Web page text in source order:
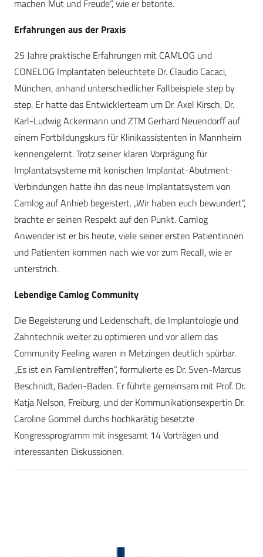
machen Mut und Freude“, wie er betonte.
Erfahrungen aus der Praxis
25 Jahre praktische Erfahrungen mit CAMLOG und
CONELOG Implantaten beleuchtete Dr. Claudio Cacaci,
München, anhand unterschiedlicher Fallbeispiele step by
step. Er hatte das Entwicklerteam um Dr. Axel Kirsch, Dr.
Karl-Ludwig Ackermann und ZTM Gerhard Neuendorff auf
einem Fortbildungskurs für Klinikassistenten in Mannheim
kennengelernt. Trotz seiner klaren Vorprägung für
Implantatsysteme mit konischen Implantat-Abutment-
Verbindungen hatte ihn das neue Implantatsystem von
Camlog auf Anhieb begeistert. „Wir haben euch bewundert“,
brachte er seinen Respekt auf den Punkt. Camlog
Anwender ist er bis heute, viele seiner ersten Patientinnen
und Patienten kommen nach wie vor zum Recall, wie er
unterstrich.
Lebendige Camlog Community
Die Begeisterung und Leidenschaft, die Implantologie und
Zahntechnik weiter zu optimieren und vor allem das
Community Feeling waren in Metzingen deutlich spürbar.
„Es ist ein Familientreffen“, formulierte es Dr. Sven-Marcus
Beschnidt, Baden-Baden. Er führte gemeinsam mit Prof. Dr.
Katja Nelson, Freiburg, und der Kommunikationsexpertin Dr.
Caroline Gommel durchs hochkarätig besetzte
Kongressprogramm mit insgesamt 14 Vorträgen und
interessanten Diskussionen.